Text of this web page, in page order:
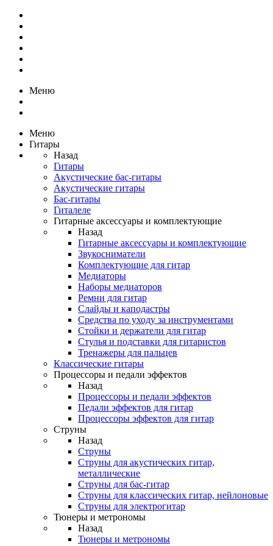
Меню
Меню
Гитары
Назад
Гитары
Акустические бас-гитары
Акустические гитары
Бас-гитары
Гиталеле
Гитарные аксессуары и комплектующие
Назад
Гитарные аксессуары и комплектующие
Звукосниматели
Комплектующие для гитар
Медиаторы
Наборы медиаторов
Ремни для гитар
Слайды и каподастры
Средства по уходу за инструментами
Стойки и держатели для гитар
Стулья и подставки для гитаристов
Тренажеры для пальцев
Классические гитары
Процессоры и педали эффектов
Назад
Процессоры и педали эффектов
Педали эффектов для гитар
Процессоры эффектов для гитар
Струны
Назад
Струны
Струны для акустических гитар,
металлические
Струны для бас-гитар
Струны для классических гитар, нейлоновые
Струны для электрогитар
Тюнеры и метрономы
Назад
Тюнеры и метрономы